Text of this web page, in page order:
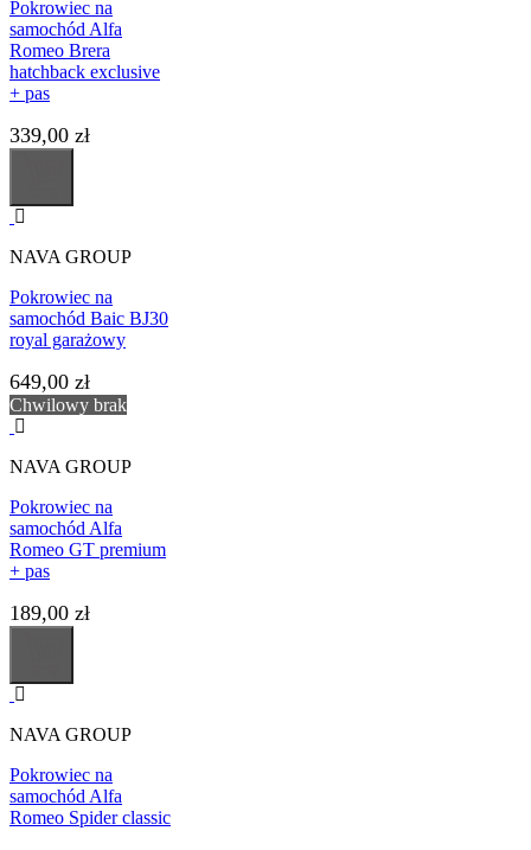
Pokrowiec na
samochód Alfa
Romeo Brera
hatchback exclusive
+ pas
339,00 zł
NAVA GROUP
Pokrowiec na
samochód Baic BJ30
royal garażowy
649,00 zł
Chwilowy brak
NAVA GROUP
Pokrowiec na
samochód Alfa
Romeo GT premium
+ pas
189,00 zł
NAVA GROUP
Pokrowiec na
samochód Alfa
Romeo Spider classic